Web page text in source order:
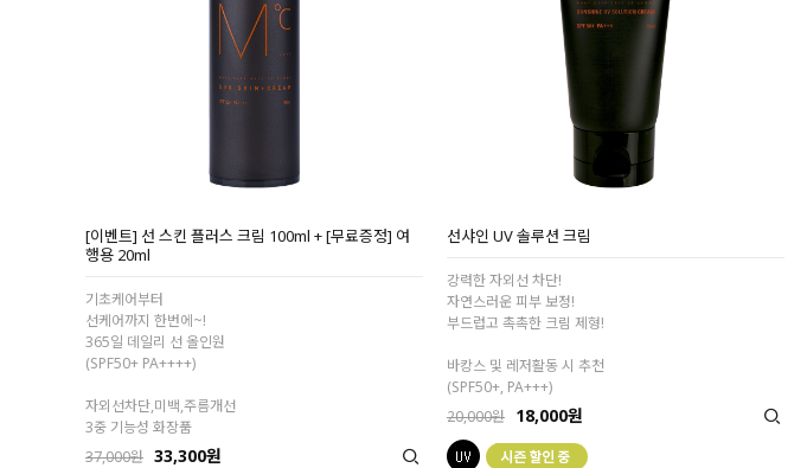
[이벤트] 선 스킨 플러스 크림 100ml + [무료증정] 여
행용 20ml
기초케어부터
선케어까지 한번에~!
365일 데일리 선 올인원
(SPF50+ PA++++)
자외선차단,미백,주름개선
3중 기능성 화장품
37,000원 33,300원
선샤인 UV 솔루션 크림
강력한 자외선 차단!
자연스러운 피부 보정!
부드럽고 촉촉한 크림 제형!
바캉스 및 레저활동 시 추천
(SPF50+, PA+++)
20,000원 18,000원